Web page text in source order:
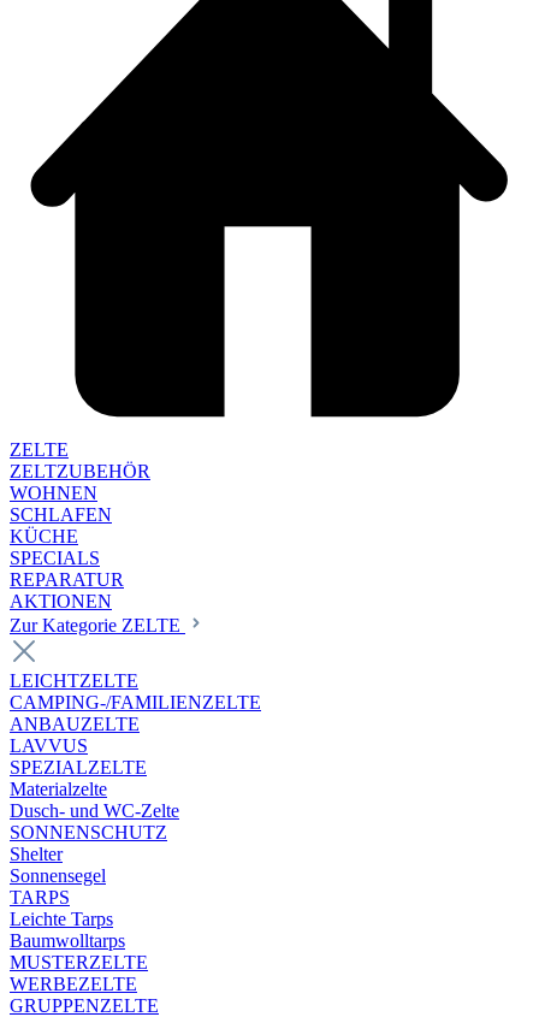
ZELTE
ZELTZUBEHÖR
WOHNEN
SCHLAFEN
KÜCHE
SPECIALS
REPARATUR
AKTIONEN
Zur Kategorie ZELTE
LEICHTZELTE
CAMPING-/FAMILIENZELTE
ANBAUZELTE
LAVVUS
SPEZIALZELTE
Materialzelte
Dusch- und WC-Zelte
SONNENSCHUTZ
Shelter
Sonnensegel
TARPS
Leichte Tarps
Baumwolltarps
MUSTERZELTE
WERBEZELTE
GRUPPENZELTE